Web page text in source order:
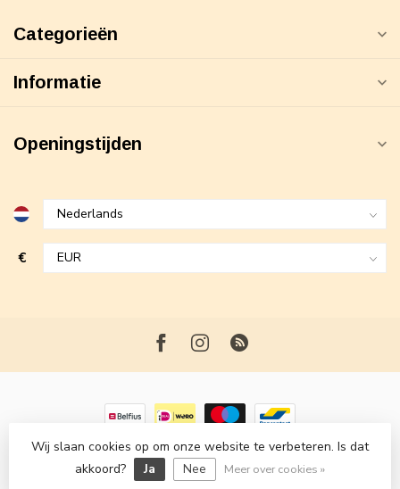
Categorieën
Informatie
Openingstijden
€
© Copyright 2026 Maxime Fashion- Powered byLightspeed-
Lightspeed design
Dyvelopment
Wij slaan cookies op om onze website te verbeteren. Is dat
akkoord?
Ja Nee Meer over cookies »